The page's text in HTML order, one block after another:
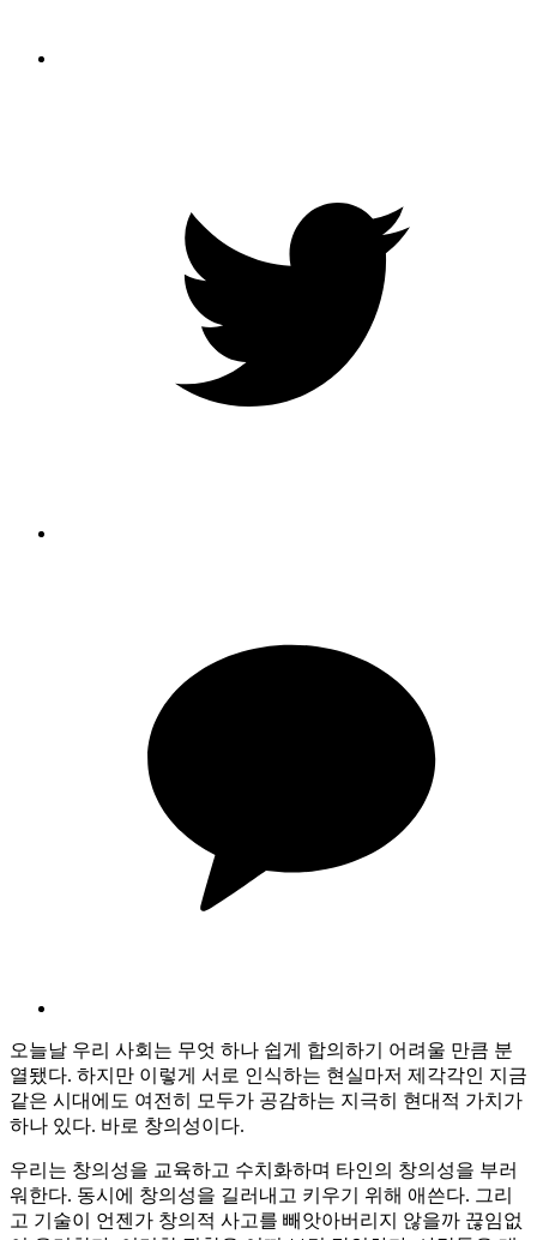
오늘날 우리 사회는 무엇 하나 쉽게 합의하기 어려울 만큼 분
열됐다. 하지만 이렇게 서로 인식하는 현실마저 제각각인 지금
같은 시대에도 여전히 모두가 공감하는 지극히 현대적 가치가
하나 있다. 바로 창의성이다.
우리는 창의성을 교육하고 수치화하며 타인의 창의성을 부러
워한다. 동시에 창의성을 길러내고 키우기 위해 애쓴다. 그리
고 기술이 언젠가 창의적 사고를 빼앗아버리지 않을까 끊임없